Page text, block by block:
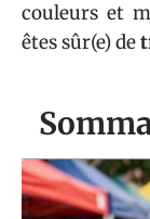
couleurs et
êtes sûr(e) de